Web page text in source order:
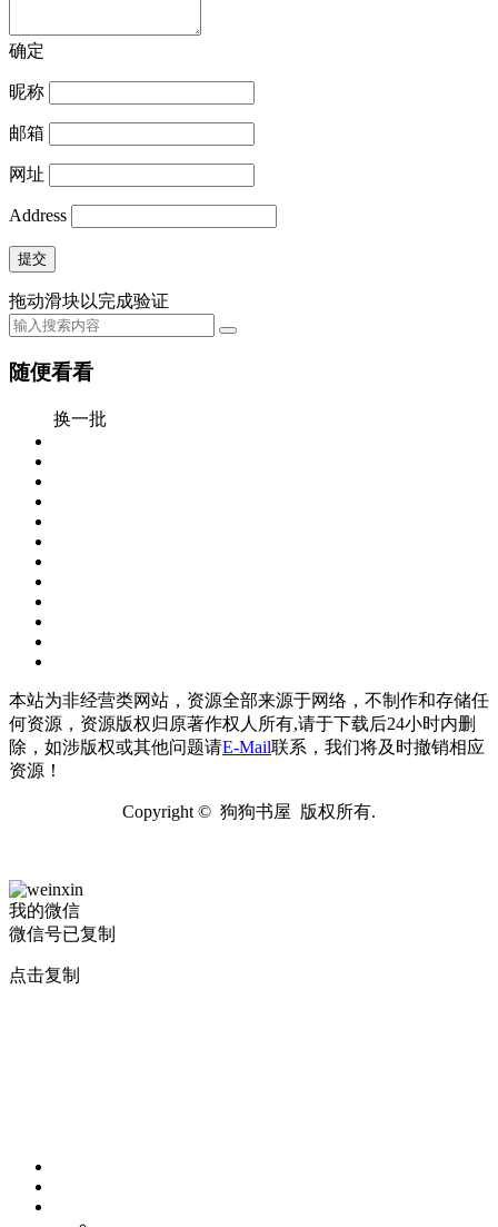
确定
昵称
邮箱
网址
Address
提交
拖动滑块以完成验证
随便看看
换一批
本站为非经营类网站，资源全部来源于网络，不制作和存储任
何资源，资源版权归原著作权人所有,请于下载后24小时内删
除，如涉版权或其他问题请E-Mail联系，我们将及时撤销相应
资源！
Copyright © 狗狗书屋 版权所有.
我的微信
微信号已复制
点击复制